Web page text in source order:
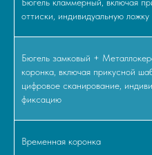
оттиски, индивидуальную ложку
Бюгель замковый +
коронка, включая прикусной
цифровое сканирование,
фиксацию
Временная коронка